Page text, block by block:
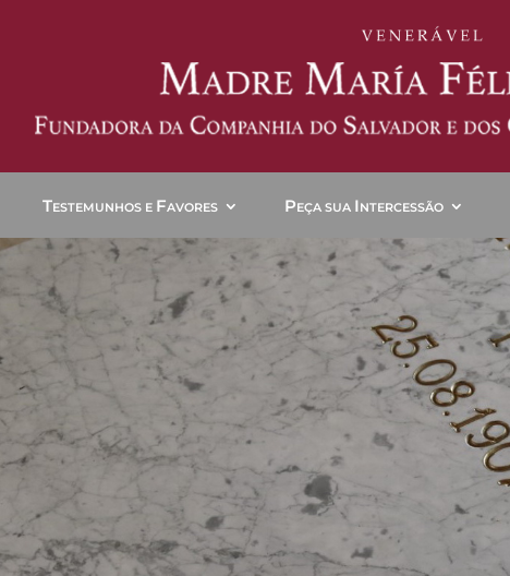
TESTEMUNHOS E FAVORES PEÇA SUA INTERCESSÃO